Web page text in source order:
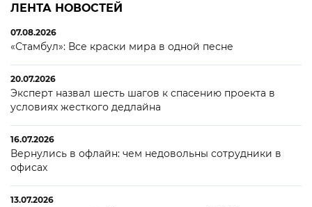
ЛЕНТА НОВОСТЕЙ
07.08.2026
«Стамбул»: Все краски мира в одной песне
20.07.2026
Эксперт назвал шесть шагов к спасению проекта в
условиях жесткого дедлайна
16.07.2026
Вернулись в офлайн: чем недовольны сотрудники в
офисах
13.07.2026